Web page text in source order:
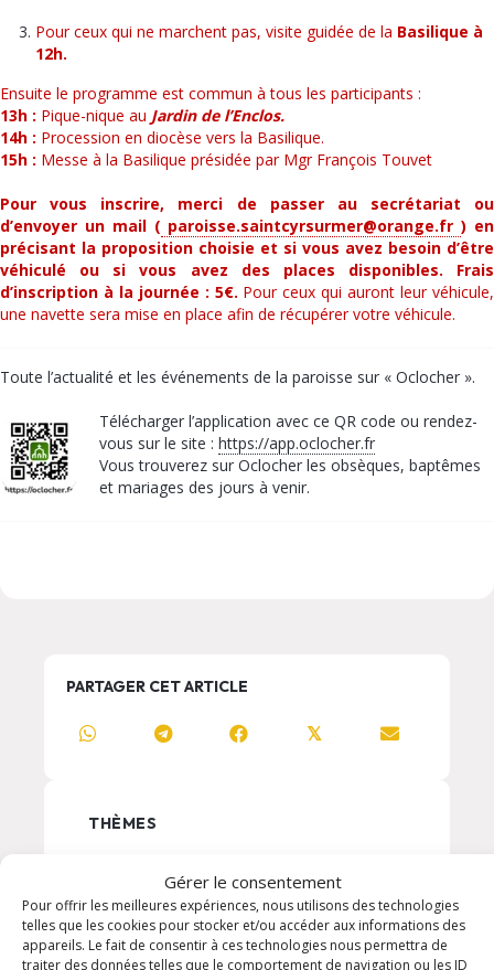
Gérer le consentement
Pour offrir les meilleures expériences, nous utilisons des technologies
telles que les cookies pour stocker et/ou accéder aux informations des
appareils. Le fait de consentir à ces technologies nous permettra de
traiter des données telles que le comportement de navigation ou les ID
Pour ceux qui ne marchent pas, visite guidée de la Basilique à
12h.
Ensuite le programme est commun à tous les participants :
13h : Pique-nique au Jardin de l’Enclos.
14h : Procession en diocèse vers la Basilique.
15h : Messe à la Basilique présidée par Mgr François Touvet
Pour vous inscrire, merci de passer au secrétariat ou
d’envoyer un mail ( paroisse.saintcyrsurmer@orange.fr) en
précisant la proposition choisie et si vous avez besoin d’être
véhiculé ou si vous avez des places disponibles. Frais
d’inscription à la journée : 5€. Pour ceux qui auront leur véhicule,
une navette sera mise en place afin de récupérer votre véhicule.
Toute l’actualité et les événements de la paroisse sur « Oclocher ».
Télécharger l’application avec ce QR code ou rendez-
vous sur le site : https://app.oclocher.fr
Vous trouverez sur Oclocher les obsèques, baptêmes
et mariages des jours à venir.
PARTAGER CET ARTICLE
𝕏
THÈMES
Formation
Messe
Prière